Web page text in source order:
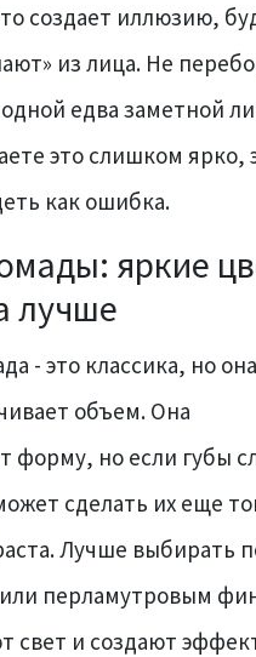
создает иллюзию,
из лица. Не
едва заметной
это слишком ярко,
как ошибка.
яркие
лучше
- это классика, но
объем. Она
форму, но если губы
сделать их еще
Лучше выбирать
перламутровым
свет и создают